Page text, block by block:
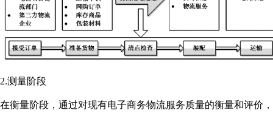
2.测量阶段
在衡量阶段，通过对现有电子商务物流服务质量的衡量和评价